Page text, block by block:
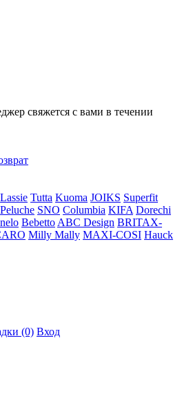
свяжется с вами в течении
Lassie Tutta Kuoma JOIKS Superfit
Peluche SNO Columbia KIFA Dorechi
Bebetto ABC Design BRITAX-
Milly Mally MAXI-COSI Hauck
(0) Вход